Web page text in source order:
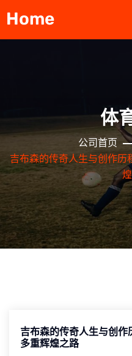
体
公司首页
吉布森的传奇人生与创作历
吉布森的传奇人生与创
多重辉煌之路